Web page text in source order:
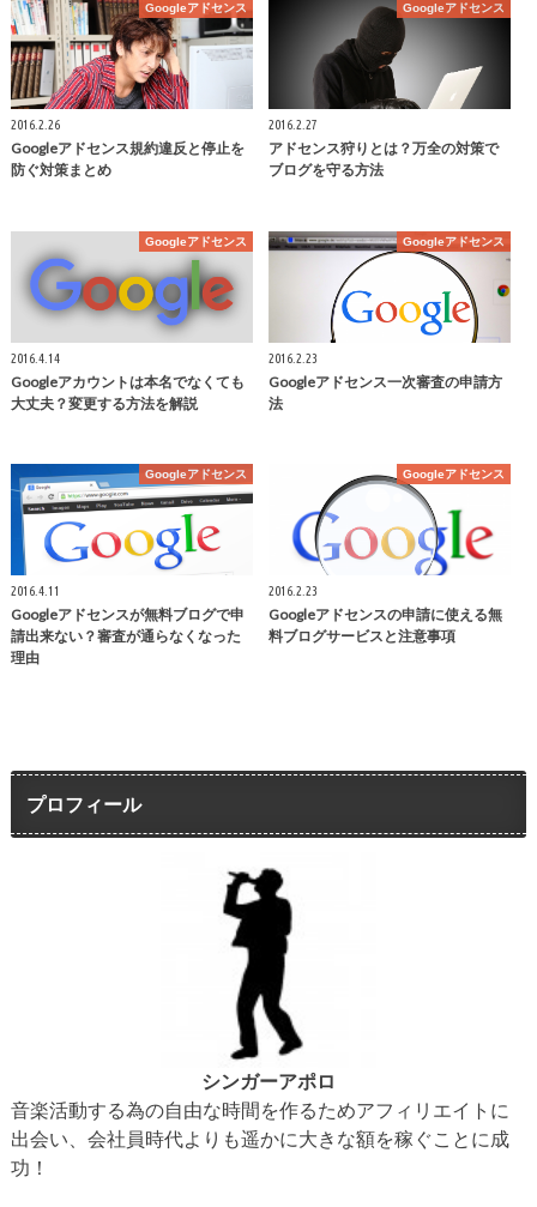
Googleアドセンス
2016.2.26
Googleアドセンス規約違反と停止を
防ぐ対策まとめ
Googleアドセンス
2016.2.27
アドセンス狩りとは？万全の対策で
ブログを守る方法
Googleアドセンス
2016.4.14
Googleアカウントは本名でなくても
大丈夫？変更する方法を解説
Googleアドセンス
2016.2.23
Googleアドセンス一次審査の申請方
法
Googleアドセンス
2016.4.11
Googleアドセンスが無料ブログで申
請出来ない？審査が通らなくなった
理由
Googleアドセンス
2016.2.23
Googleアドセンスの申請に使える無
料ブログサービスと注意事項
プロフィール
シンガーアポロ
音楽活動する為の自由な時間を作るためアフィリエイトに
出会い、会社員時代よりも遥かに大きな額を稼ぐことに成
功！